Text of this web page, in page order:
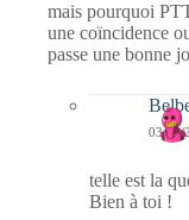
mais pourquoi
une coïncidence
passe une bonne
03/03/
telle est la
Bien à toi !